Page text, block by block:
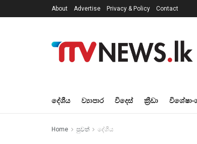
About Advertise Privacy & Policy Contact
දේශීය ව්‍යාපාර විදෙස් ක්‍රීඩා
Home පුවත් දේශීය